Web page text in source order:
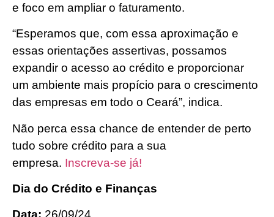
e foco em ampliar o faturamento.
“Esperamos que, com essa aproximação e
essas orientações assertivas, possamos
expandir o acesso ao crédito e proporcionar
um ambiente mais propício para o crescimento
das empresas em todo o Ceará”, indica.
Não perca essa chance de entender de perto
tudo sobre crédito para a sua
empresa. Inscreva-se já!
Dia do Crédito e Finanças